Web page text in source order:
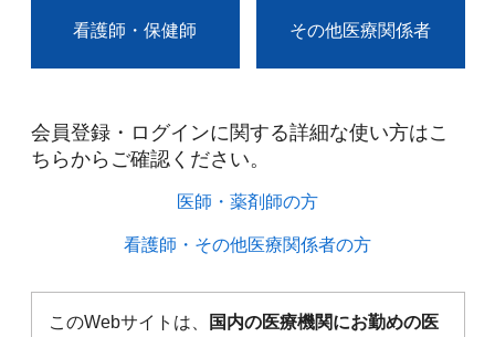
看護師・保健師 その他医療関係者
会員登録・ログインに関する詳細な使い方はこ
ちらからご確認ください。​
医師・薬剤師の方​
看護師・その他医療関係者の方​
このWebサイトは、
国内の医療機関にお勤めの医